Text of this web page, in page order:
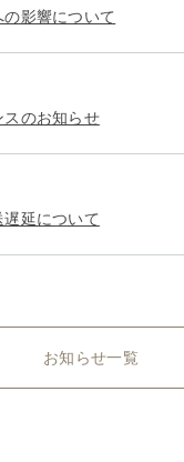
影響について
のお知らせ
延について
お知らせ一覧